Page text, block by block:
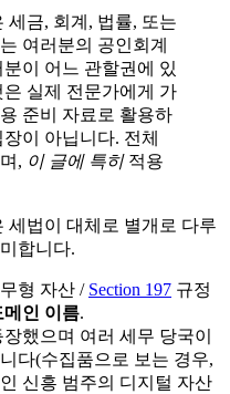
세금, 회계, 법률, 또는
여러분의 공인회계
이 어느 관할권에 있
실제 전문가에게 가
준비 자료로 활용하
이 아닙니다. 전체
, 이 글에 특히적용
세법이 대체로 별개로 다루
합니다.
형 자산 / Section 197 규정
메인 이름.
했으며 여러 세무 당국이
다(수집품으로 보는 경우,
신흥 범주의 디지털 자산